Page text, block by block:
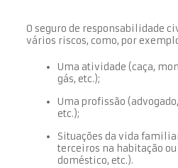
O seguro de responsabilidade
vários riscos, como, por
Uma atividade (caça,
gás, etc.);
Uma profissão
etc.);
Situações da vida
terceiros na habitação
doméstico, etc.).